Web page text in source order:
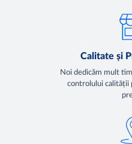
Calitate și
Noi dedicăm mult
controlului calității